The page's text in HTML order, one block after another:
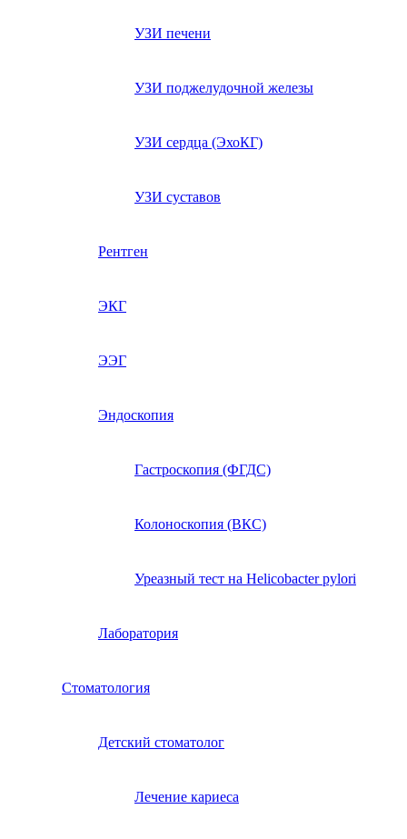
УЗИ печени
УЗИ поджелудочной железы
УЗИ сердца (ЭхоКГ)
УЗИ суставов
Рентген
ЭКГ
ЭЭГ
Эндоскопия
Гастроскопия (ФГДС)
Колоноскопия (ВКС)
Уреазный тест на Helicobacter pylori
Лаборатория
Стоматология
Детский стоматолог
Лечение кариеса